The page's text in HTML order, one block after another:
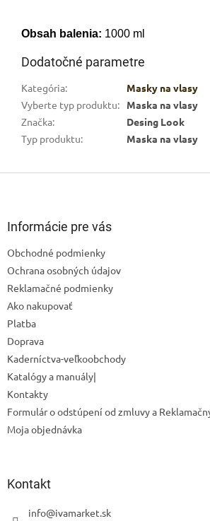
Obsah balenia: 1000 ml
Dodatočné parametre
Kategória:
Masky na vlasy
Vyberte typ produktu:
Maska na vlasy
Značka:
Desing Look
Typ produktu: Maska na vlasy
Informácie pre vás
Obchodné podmienky
Ochrana osobných údajov
Reklamačné podmienky
Ako nakupovať
Platba
Doprava
Kaderníctva-veľkoobchody
Katalógy a manuály|
Kontakty
Formulár o odstúpení od zmluvy a
Moja objednávka
Kontakt
info@ivamarket.sk